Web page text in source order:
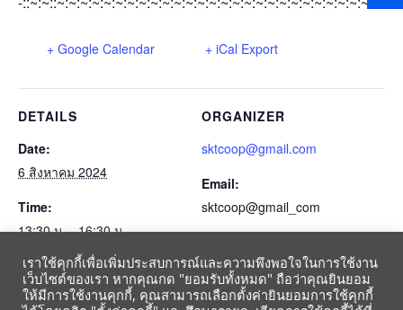
+ Google Calendar + iCal Export
DETAILS
Date:
6 สิงหาคม 2024
Time:
13:30 น. - 16:30 น.
Event Category:
ปฏิทินสหกรณ์-gmail-2564
ORGANIZER
sktcoop@gmail.com
Email:
sktcoop@gmail_com
เราใช้คุกกี้เพื่อเพิ่มประสบการณ์และความพึงพอใจในการใช้งาน
เว็บไซต์ของเรา หากคุณกด "ยอมรับทั้งหมด" ถือว่าคุณยินยอม
ให้มีการใช้งานคุกกี้, คุณสามารถเลือกตั้งค่ายินยอมการใช้คุกกี้